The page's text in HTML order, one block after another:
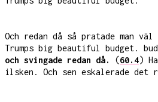
Och redan då så pratade man väl
Trumps big beautiful budget.
och svingade redan då.
(60.4)
ilsken. Och sen eskalerade